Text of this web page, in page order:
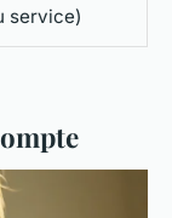
service)